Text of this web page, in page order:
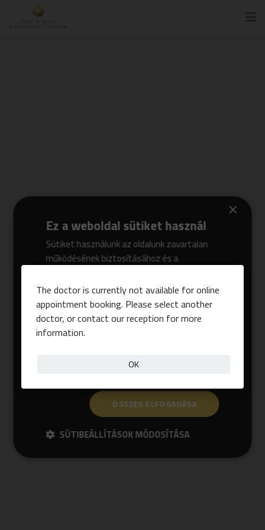
×
Ez a weboldal sütiket használ
Sütiket használunk az oldalunk zavartalan
működésének biztosításához és a
kiszolgálásához. A kijelölt sütik elfogadásával
(engedélyezésével) hozzájárul azok
aktiválásához és a személyes adatai
kezeléséhez, melyet bármikor módosíthat,
ÖSSZES ELFOGADÁSA
SÜTIBEÁLLÍTÁSOK MÓDOSÍTÁSA
The doctor is currently not available for online
appointment booking. Please select another
doctor, or contact our reception for more
information.
OK